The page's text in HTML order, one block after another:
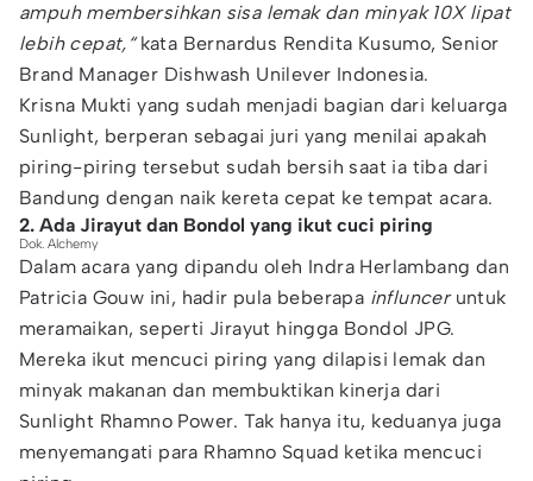
ampuh membersihkan sisa lemak dan minyak 10X lipat
lebih cepat,“kata Bernardus Rendita Kusumo, Senior
Brand Manager Dishwash Unilever Indonesia.
Krisna Mukti yang sudah menjadi bagian dari keluarga
Sunlight, berperan sebagai juri yang menilai apakah
piring-piring tersebut sudah bersih saat ia tiba dari
Bandung dengan naik kereta cepat ke tempat acara.
2. Ada Jirayut dan Bondol yang ikut cuci piring
Dok. Alchemy
Dalam acara yang dipandu oleh Indra Herlambang dan
Patricia Gouw ini, hadir pula beberapa influnceruntuk
meramaikan, seperti Jirayut hingga Bondol JPG.
Mereka ikut mencuci piring yang dilapisi lemak dan
minyak makanan dan membuktikan kinerja dari
Sunlight Rhamno Power. Tak hanya itu, keduanya juga
menyemangati para Rhamno Squad ketika mencuci